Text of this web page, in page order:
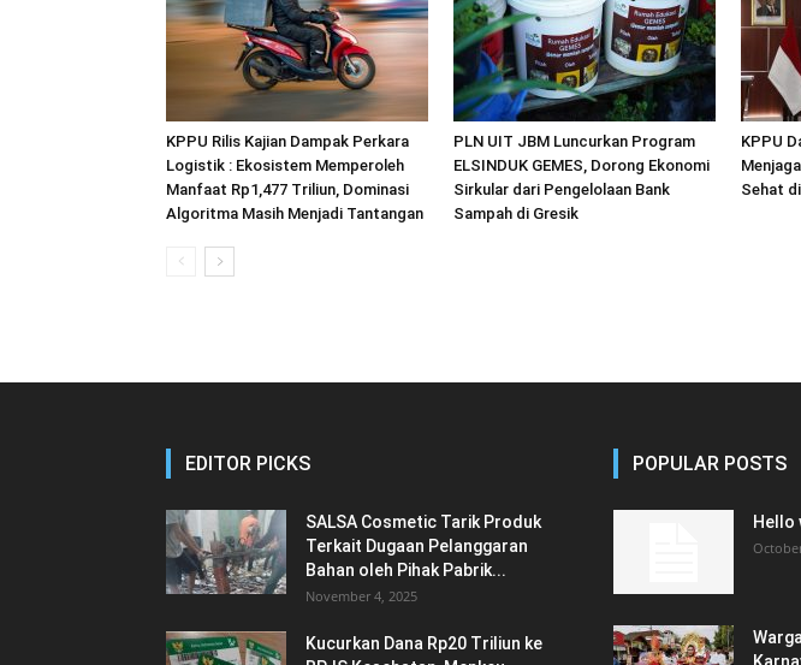
KPPU Rilis Kajian Dampak Perkara
Logistik : Ekosistem Memperoleh
Manfaat Rp1,477 Triliun, Dominasi
Algoritma Masih Menjadi Tantangan
PLN UIT JBM Luncurkan Program
ELSINDUK GEMES, Dorong Ekonomi
Sirkular dari Pengelolaan Bank
Sampah di Gresik
KPPU
Sehat
EDITOR PICKS
SALSA Cosmetic Tarik Produk
Terkait Dugaan Pelanggaran
Bahan oleh Pihak Pabrik...
November 4, 2025
Kucurkan Dana Rp20 Triliun ke
POPULAR POSTS
Hello